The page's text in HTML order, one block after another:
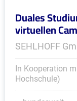
Duales
virtuellen
SEHLHOFF
In Kooperation
Hochschule)